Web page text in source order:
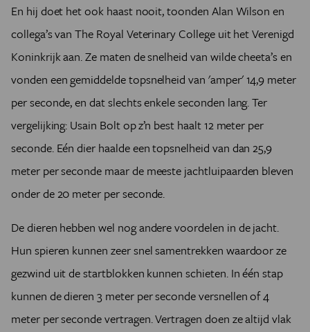
En hij doet het ook haast nooit, toonden Alan Wilson en
collega’s van The Royal Veterinary College uit het Verenigd
Koninkrijk aan. Ze maten de snelheid van wilde cheeta’s en
vonden een gemiddelde topsnelheid van 'amper' 14,9 meter
per seconde, en dat slechts enkele seconden lang. Ter
vergelijking: Usain Bolt op z’n best haalt 12 meter per
seconde. Eén dier haalde een topsnelheid van dan 25,9
meter per seconde maar de meeste jachtluipaarden bleven
onder de 20 meter per seconde.
De dieren hebben wel nog andere voordelen in de jacht.
Hun spieren kunnen zeer snel samentrekken waardoor ze
gezwind uit de startblokken kunnen schieten. In één stap
kunnen de dieren 3 meter per seconde versnellen of 4
meter per seconde vertragen. Vertragen doen ze altijd vlak